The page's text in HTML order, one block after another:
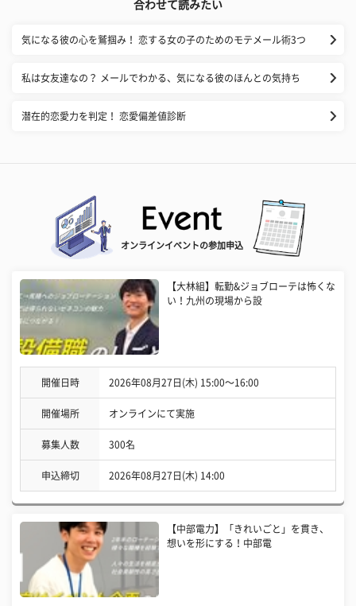
合わせて読みたい
気になる彼の心を鷲掴み！ 恋する女の子のためのモテメール術3つ
私は女友達なの？ メールでわかる、気になる彼のほんとの気持ち
潜在的恋愛力を判定！ 恋愛偏差値診断
オンラインイベントの参加申込
【大林組】転勤&ジョブローテは怖くな
い！九州の現場から設
開催日時 2026年08月27日(木) 15:00〜16:00
開催場所 オンラインにて実施
募集人数 300名
申込締切 2026年08月27日(木) 14:00
【中部電力】「きれいごと」を貫き、
想いを形にする！中部電